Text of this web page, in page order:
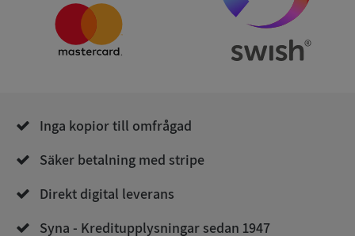
Inga kopior till omfrågad
Säker betalning med stripe
Direkt digital leverans
Syna - Kreditupplysningar sedan 1947
ASP.NET_SessionId
Microsoft
Corporation
ARRAffinity